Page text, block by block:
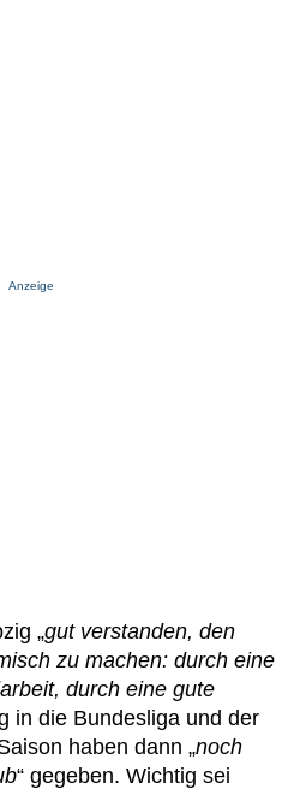
Anzeige
„gut verstanden, den
zu machen: durch eine
durch eine gute
in die Bundesliga und der
haben dann „noch
“ gegeben. Wichtig sei